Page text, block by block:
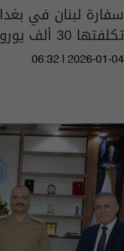
سفارة لبنان في
تكلفتها 30 ألف يورو (وثيقة)
06:32 | 2026-01-04